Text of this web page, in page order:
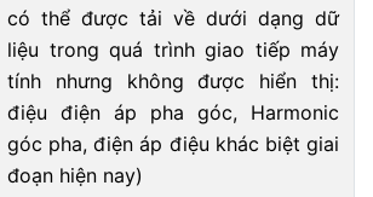
có thể được tải về dưới dạng dữ
liệu trong quá trình giao tiếp máy
tính nhưng không được hiển thị:
điệu điện áp pha góc, Harmonic
góc pha, điện áp điệu khác biệt giai
đoạn hiện nay)